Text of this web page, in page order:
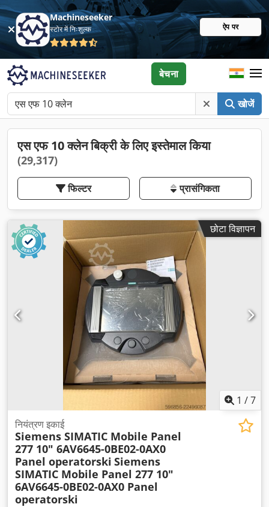
Machineseeker
स्टोर में निःशुल्क ऐप पर
खोजें
बेचना
एस एफ 10 क्लेन बिक्री के लिए इस्तेमाल किया
(29,317)
फिल्टर प्रासंगिकता
छोटा विज्ञापन
1 /7
नियंत्रण इकाई
Siemens SIMATIC Mobile Panel
277 10" 6AV6645-0BE02-0AX0
Panel operatorski Siemens
SIMATIC Mobile Panel 277 10"
6AV6645-0BE02-0AX0 Panel
operatorski